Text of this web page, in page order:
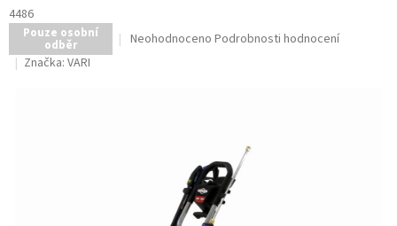
4486
Pouze osobní
odběr
Průměrné
Neohodnoceno Podrobnosti hodnocení
Značka: VARI